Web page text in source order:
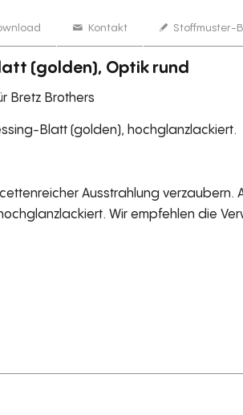
Kontakt Stoffmuster-
(golden), Optik rund
Bretz Brothers
Blatt (golden), hochglanzlackiert.
Ausstrahlung
Wir empfehlen die